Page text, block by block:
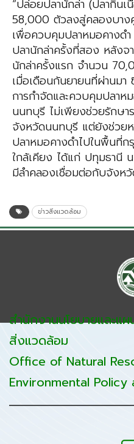
“ปล่อยปลานักล่า (ปลากิน
58,000 ตัวลงสู่คลองบาง
เพื่อควบคุมปลาหมอคางด
ปลานักล่าครั้งที่สอง หลัง
นักล่าครั้งแรก จำนวน
เมื่อเดือนกันยายนที่ผ่านม
การกำจัดและควบคุมปลาห
นนทบุรี ไม่เพียงช่วยรักษา
จังหวัดนนทบุรี แต่ยังช่วย
ปลาหมอคางดำไปในพื้นที่
ใกล้เคียง ได้แก่ ปทุมธานี
มีลำคลองเชื่อมต่อกับจังห
ข่าวสิ่งแวดล้อม
สำนักงานนโยบายและแ
สิ่งแวดล้อม
Office of Natural
Environmental Policy